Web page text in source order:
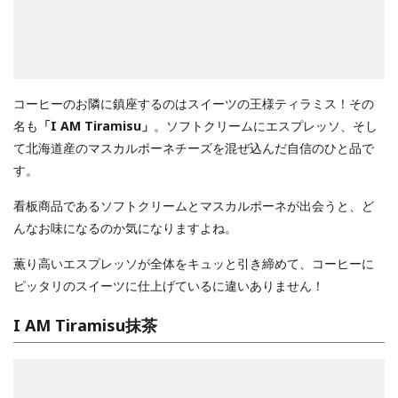
コーヒーのお隣に鎮座するのはスイーツの王様ティラミス！その
名も 「I AM Tiramisu」 。ソフトクリームにエスプレッソ、そし
て北海道産のマスカルポーネチーズを混ぜ込んだ自信のひと品で
す。
看板商品であるソフトクリームとマスカルポーネが出会うと、ど
んなお味になるのか気になりますよね。
薫り高いエスプレッソが全体をキュッと引き締めて、コーヒーに
ピッタリのスイーツに仕上げているに違いありません！
I AM Tiramisu抹茶